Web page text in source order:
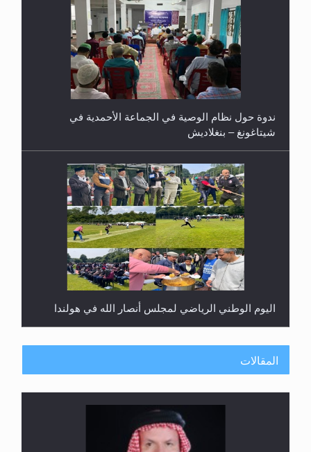
ندوة حول نظام الوصية في الجماعة الأحمدية في
شيتاغونغ – بنغلاديش
اليوم الوطني الرياضي لمجلس أنصار الله في هولندا
المقالات